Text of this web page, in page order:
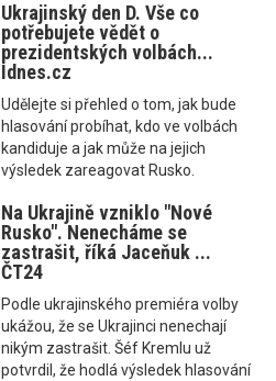
Ukrajinský den D. Vše co
potřebujete vědět o
prezidentských volbách...
Idnes.cz
Udělejte si přehled o tom, jak bude
hlasování probíhat, kdo ve volbách
kandiduje a jak může na jejich
výsledek zareagovat Rusko.
Na Ukrajině vzniklo "Nové
Rusko". Nenecháme se
zastrašit, říká Jaceňuk ...
ČT24
Podle ukrajinského premiéra volby
ukážou, že se Ukrajinci nenechají
nikým zastrašit. Šéf Kremlu už
potvrdil, že hodlá výsledek hlasování